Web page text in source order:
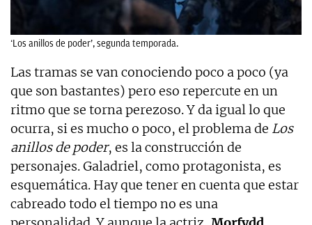
‘Los anillos de poder’, segunda temporada.
Las tramas se van conociendo poco a poco (ya
que son bastantes) pero eso repercute en un
ritmo que se torna perezoso. Y da igual lo que
ocurra, si es mucho o poco, el problema de Los
anillos de poder, es la construcción de
personajes. Galadriel, como protagonista, es
esquemática. Hay que tener en cuenta que estar
cabreado todo el tiempo no es una